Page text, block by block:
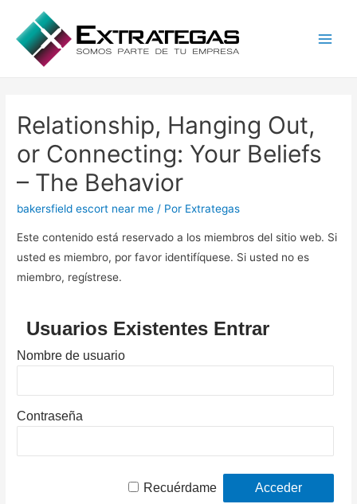
Relationship, Hanging Out,
or Connecting: Your Beliefs
– The Behavior
bakersfield escort near me / Por Extrategas
Este contenido está reservado a los miembros del sitio web. Si
usted es miembro, por favor identifíquese. Si usted no es
miembro, regístrese.
Usuarios Existentes Entrar
Nombre de usuario
Contraseña
Recuérdame